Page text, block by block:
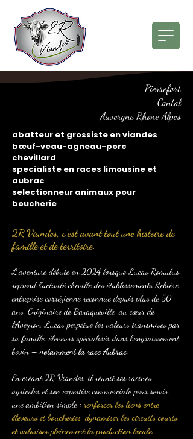
Pierrefort
Cantal
Auvergne Rhone Alpes
abatteur et grossiste en viandes
bœuf-veau-agneau-porc
chevillard
specialiste en races limousine et
aubrac
selectionneur animaux pour
boucherie
2R Viandes, c’est avant tout une histoire de
famille et de territoire.
L’aventure débute en 2024 lorsque Lucas Romulus
reprend l’activité cheville des établissements Rebière,
entreprise corrézienne reconnue depuis plus de 50
ans. Originaire de Baraqueville, au cœur de
l’Aveyron, Lucas perpétue les valeurs transmises par
sa famille, éleveurs spécialisés dans l’engraissement
bovin –notamment la race Aubrac.
En créant 2R Viandes, il réunit ses racines
agricoles et son expertise commerciale pour servir
une ambition simple : renforcer les liens entre
éleveurs et boucheries, dynamiser les circuits courts
et valoriser pleinement la production locale.